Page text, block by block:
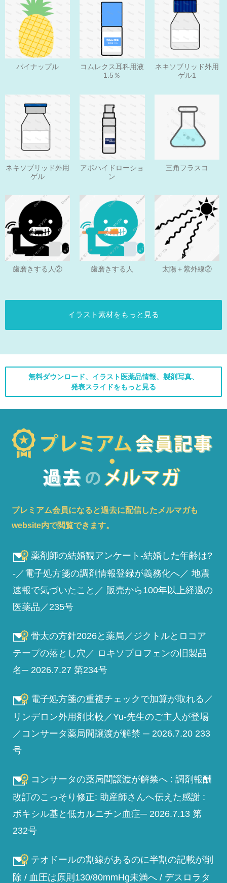
パイナップル
コムレクス耳科用液
1.5％
ネキソブリッド外用
ゲル1
ネキソブリッド外用
ゲル
アポハイドローショ
ン
三角フラスコ
歯磨きする人② 歯磨きする人 太陽＋紫外線②
イラスト素材をもっと見る
無料ダウンロード、イラスト医薬品情報、製剤写真、
発表スライドをもっと見る
プレミアム会員になると過去に配信したメルマガも
website内で閲覧できます。
薬剤師の結婚観アンケート-結婚した年齢は?
-／電子処方箋の調剤情報登録が義務化へ／ 地震
速報で気づいたこと／ 販売から100年以上経過の
医薬品／235号
骨太の方針2026と薬局／ジクトルとロコア
テープの落とし穴／ ロキソプロフェンの旧製品
名─ 2026.7.27 第234号
電子処方箋の重複チェックで加算が取れる／
リンデロン外用剤比較／Yu-先生のご主人が登場
／コンサータ薬局間譲渡が解禁 ─ 2026.7.20 233
号
コンサータの薬局間譲渡が解禁へ : 調剤報酬
改訂のこっそり修正: 助産師さんへ伝えた感謝 :
ボキシル基と低カルニチン血症─ 2026.7.13 第
232号
テオドールの割線があるのに半割の記載が削
除 / 血圧は原則130/80mmHg未満へ / デスロラタ